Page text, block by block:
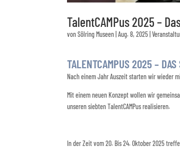
TalentCAMPus 2025 –
vonSölring Museen |Aug. 8, 2025 |
TALENTCAMPUS 2025 – DAS
Nach einem Jahr Auszeit starten wir wieder
Mit einem neuen Konzept wollen wir
unseren siebten TalentCAMPus realisieren.
In der Zeit vom 20. Bis 24. Oktober 2025